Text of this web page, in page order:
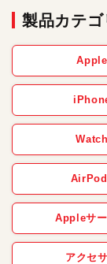
製品カテゴ
Apple
Watch
Appleサ
アクセ